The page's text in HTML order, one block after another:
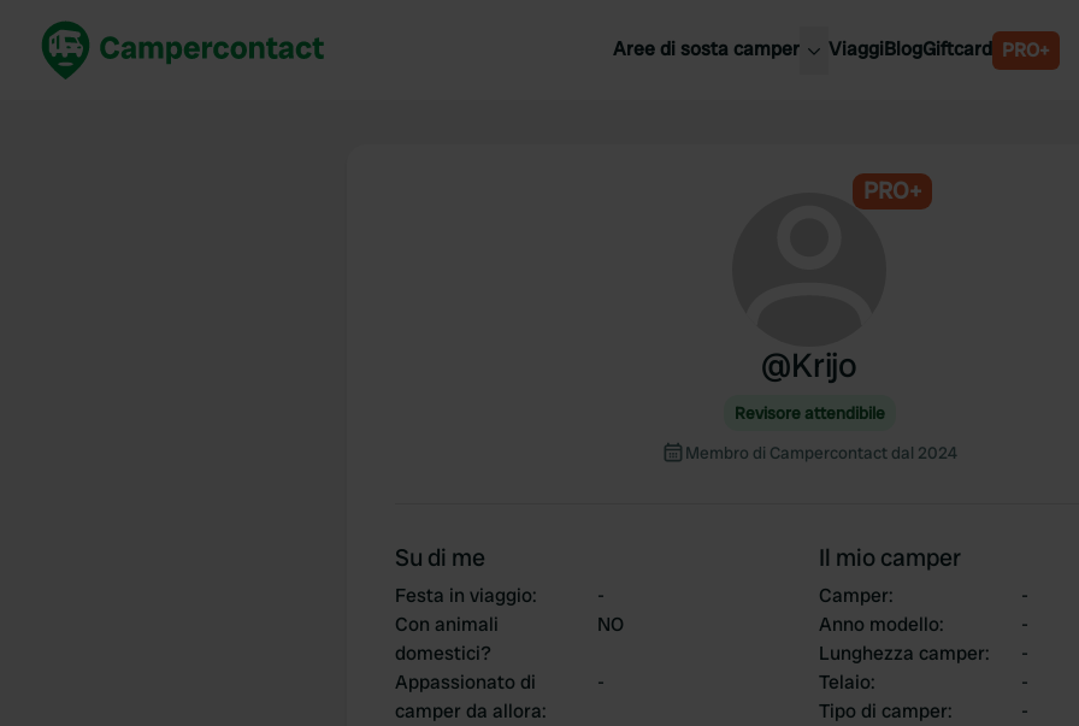
Aree di sosta camper ViaggiBlogGiftcard PRO+
PRO+
@Krijo
Revisore attendibile
Membro di Campercontact dal 2024
Su di me
Festa in viaggio:
-
Con animali
domestici?
NO
Appassionato di
camper da allora:
-
Il mio camper
Camper:
-
Anno modello:
-
Lunghezza camper:
-
Telaio:
-
Tipo di camper:
-